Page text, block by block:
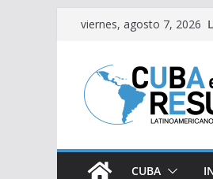
Saltar
contenido
viernes, agosto 7, 2026
CUBA